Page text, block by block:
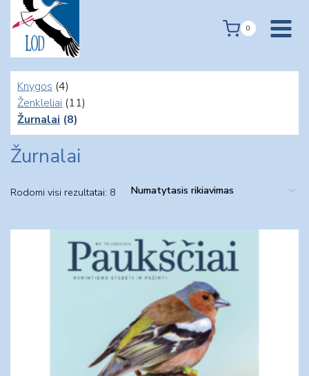
content
0
Žurnalai
Rodomi visi rezultatai: 8
Knygos (4)
Ženkleliai (11)
Žurnalai (8)